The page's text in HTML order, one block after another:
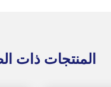
المنتجات ذات